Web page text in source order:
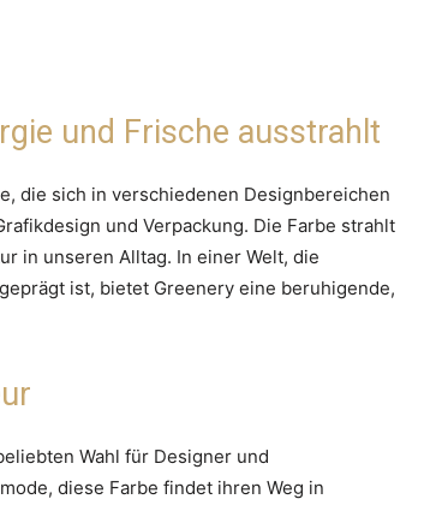
und Frische ausstrahlt
die sich in verschiedenen Designbereichen
und Verpackung. Die Farbe strahlt
in unseren Alltag. In einer Welt, die
ist, bietet Greenery eine beruhigende,
Wahl für Designer und
diese Farbe findet ihren Weg in